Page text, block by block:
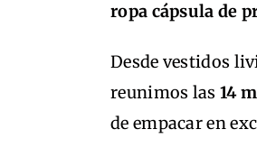
ropa cápsula de
Desde vestidos
reunimos las 14
de empacar en